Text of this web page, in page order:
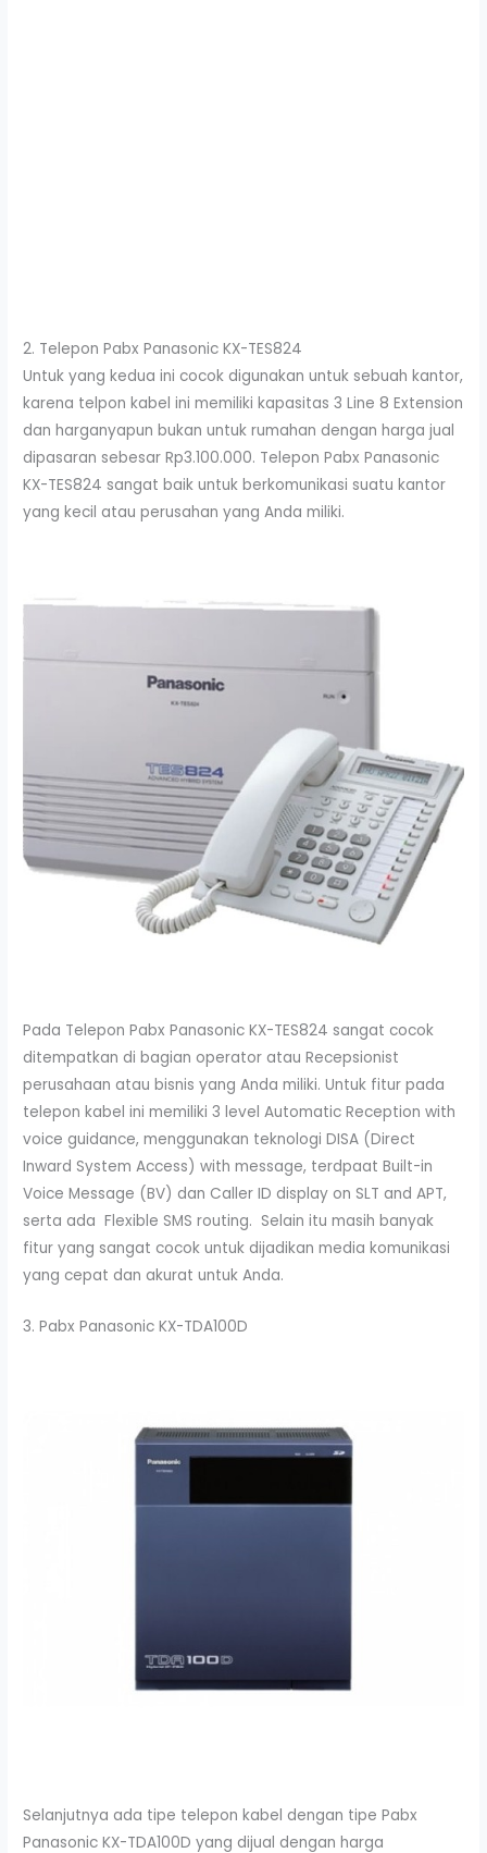
2. Telepon Pabx Panasonic KX-TES824
Untuk yang kedua ini cocok digunakan untuk sebuah kantor,
karena telpon kabel ini memiliki kapasitas 3 Line 8 Extension
dan harganyapun bukan untuk rumahan dengan harga jual
dipasaran sebesar Rp3.100.000. Telepon Pabx Panasonic
KX-TES824 sangat baik untuk berkomunikasi suatu kantor
yang kecil atau perusahan yang Anda miliki.
Pada Telepon Pabx Panasonic KX-TES824 sangat cocok
ditempatkan di bagian operator atau Recepsionist
perusahaan atau bisnis yang Anda miliki. Untuk fitur pada
telepon kabel ini memiliki 3 level Automatic Reception with
voice guidance, menggunakan teknologi DISA (Direct
Inward System Access) with message, terdpaat Built-in
Voice Message (BV) dan Caller ID display on SLT and APT,
serta ada Flexible SMS routing. Selain itu masih banyak
fitur yang sangat cocok untuk dijadikan media komunikasi
yang cepat dan akurat untuk Anda.
3. Pabx Panasonic KX-TDA100D
Selanjutnya ada tipe telepon kabel dengan tipe Pabx
Panasonic KX-TDA100D yang dijual dengan harga